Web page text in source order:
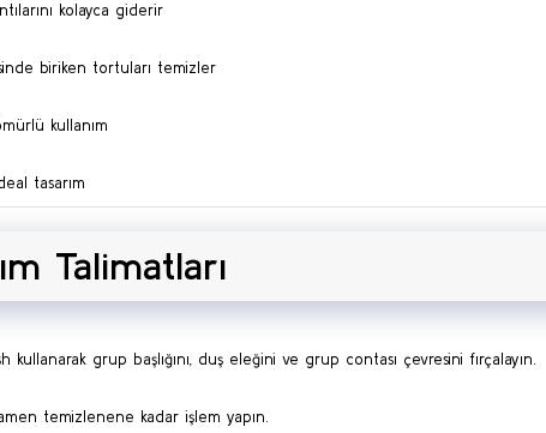
kolayca giderir
biriken tortuları temizler
kullanım
tasarım
Talimatları
kullanarak grup başlığını, duş eleğini ve grup contası çevresini fırçalayın.
temizlenene kadar işlem yapın.